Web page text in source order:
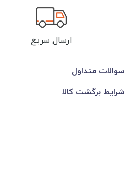
ارسال سریع
سوالات متداول
شرایط برگشت کالا